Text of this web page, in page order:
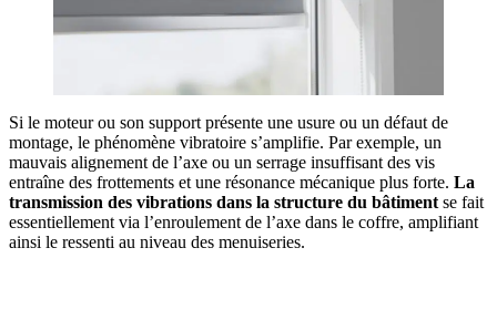
Si le moteur ou son support présente une usure ou un défaut de
montage, le phénomène vibratoire s’amplifie. Par exemple, un
mauvais alignement de l’axe ou un serrage insuffisant des vis
entraîne des frottements et une résonance mécanique plus forte. La
transmission des vibrations dans la structure du bâtiment se fait
essentiellement via l’enroulement de l’axe dans le coffre, amplifiant
ainsi le ressenti au niveau des menuiseries.